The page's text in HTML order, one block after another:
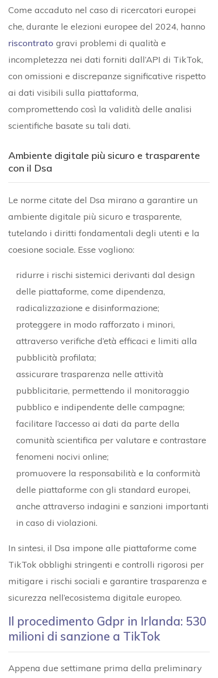
Come accaduto nel caso di ricercatori europei
che, durante le elezioni europee del 2024, hanno
riscontrato gravi problemi di qualità e
incompletezza nei dati forniti dall’API di TikTok,
con omissioni e discrepanze significative rispetto
ai dati visibili sulla piattaforma,
compromettendo così la validità delle analisi
scientifiche basate su tali dati.
Ambiente digitale più sicuro e trasparente
con il Dsa
Le norme citate del Dsa mirano a garantire un
ambiente digitale più sicuro e trasparente,
tutelando i diritti fondamentali degli utenti e la
coesione sociale. Esse vogliono:
ridurre i rischi sistemici derivanti dal design
delle piattaforme, come dipendenza,
radicalizzazione e disinformazione;
proteggere in modo rafforzato i minori,
attraverso verifiche d’età efficaci e limiti alla
pubblicità profilata;
assicurare trasparenza nelle attività
pubblicitarie, permettendo il monitoraggio
pubblico e indipendente delle campagne;
facilitare l’accesso ai dati da parte della
comunità scientifica per valutare e contrastare
fenomeni nocivi online;
promuovere la responsabilità e la conformità
delle piattaforme con gli standard europei,
anche attraverso indagini e sanzioni importanti
in caso di violazioni.
In sintesi, il Dsa impone alle piattaforme come
TikTok obblighi stringenti e controlli rigorosi per
mitigare i rischi sociali e garantire trasparenza e
sicurezza nell’ecosistema digitale europeo.
Il procedimento Gdpr in Irlanda: 530
milioni di sanzione a TikTok
Appena due settimane prima della preliminary